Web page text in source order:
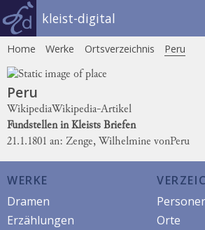
kleist-digital
Home Werke Ortsverzeichnis Peru
Peru
WikipediaWikipedia-Artikel
Fundstellen in Kleists Briefen
21.1.1801 an: Zenge, Wilhelmine vonPeru
WERKE
Dramen
Erzählungen
Orte